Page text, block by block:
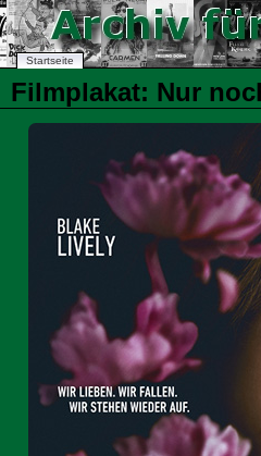
Startseite
Filmplakat: Nur